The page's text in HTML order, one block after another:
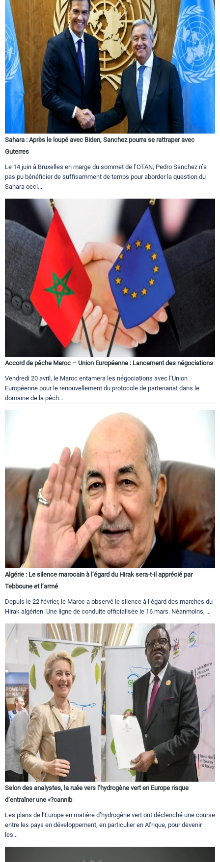
Sahara : Après le loupé avec Biden, Sanchez pourra se rattraper avec
Guterres
Le 14 juin à Bruxelles en marge du sommet de l’OTAN, Pedro Sanchez n’a
pas pu bénéficier de suffisamment de temps pour aborder la question du
Sahara occi...
Accord de pêche Maroc – Union Européenne : Lancement des négociations
Vendredi 20 avril, le Maroc entamera les négociations avec l’Union
Européenne pour le renouvellement du protocole de partenariat dans le
domaine de la pêch...
Algérie : Le silence marocain à l’égard du Hirak sera-t-il apprécié par
Tebboune et l’armé
Depuis le 22 février, le Maroc a observé le silence à l’égard des marches du
Hirak algérien. Une ligne de conduite officialisée le 16 mars. Néanmoins, ...
Selon des analystes, la ruée vers l’hydrogène vert en Europe risque
d’entraîner une «?cannib
Les plans de l’Europe en matière d’hydrogène vert ont déclenché une course
entre les pays en développement, en particulier en Afrique, pour devenir
les...